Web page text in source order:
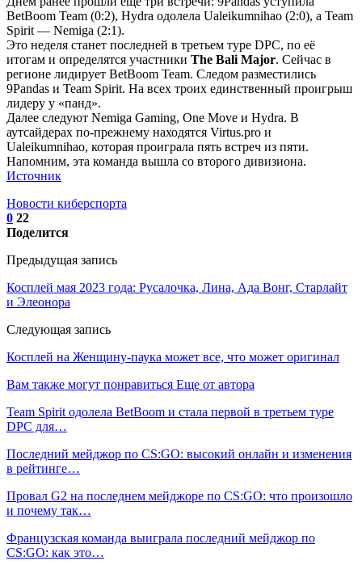
BetBoom Team (0:2), Hydra одолела Ualeikumnihao (2:0), а Team
Spirit — Nemiga (2:1).
Это неделя станет последней в третьем туре DPC, по её
итогам и определятся участники The Bali Major. Сейчас в
регионе лидирует BetBoom Team. Следом разместились
9Pandas и Team Spirit. На всех троих единственный проигрыш
лидеру у «панд».
Далее следуют Nemiga Gaming, One Move и Hydra. В
аутсайдерах по-прежнему находятся Virtus.pro и
Ualeikumnihao, которая проиграла пять встреч из пяти.
Напомним, эта команда вышла со второго дивизиона.
Источник
Новости киберспорта
0 22
Поделится
Предыдущая запись
Косплей мая 2023 года: Русалочка, Лина, Ада Вонг, Старлайт
и Элеонора
Следующая запись
Косплей на Женщину-паука может все, что может оригинал
Вам также могут понравиться Еще от автора
Team Spirit одолела BetBoom и стала первой в третьем туре
DPC для…
Последний мейджор по CS:GO: высокий онлайн и изменения
в рейтинге…
Провал G2 на последнем мейджоре по CS:GO: что произошло
и почему так…
Французская команда выиграла последний мейджор по
CS:GO: как это…